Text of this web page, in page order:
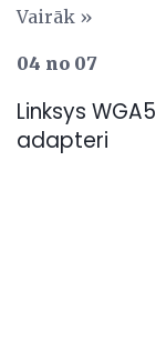
Vairāk »
04 no 07
Linksys
adapteri